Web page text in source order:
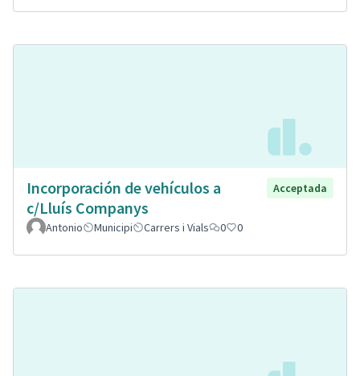
Incorporación de vehículos a
c/Lluís Companys
Acceptada
Antonio Municipi Carrers i Vials 0 0